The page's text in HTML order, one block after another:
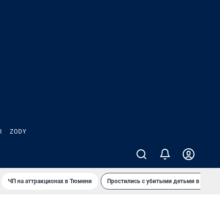
ZODY
ЧП на аттракционах в Тюмени Простились с убитыми детьми в